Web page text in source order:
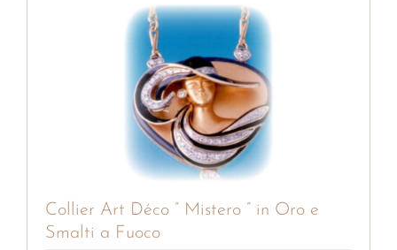
Collier Art Déco ” Mistero ” in Oro e
Smalti a Fuoco